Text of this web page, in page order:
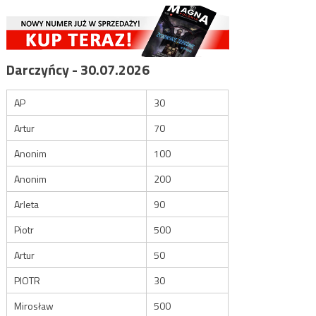
Darczyńcy - 30.07.2026
AP
30
Artur
70
Anonim
100
Anonim
200
Arleta
90
Piotr
500
Artur
50
PIOTR
30
Mirosław
500